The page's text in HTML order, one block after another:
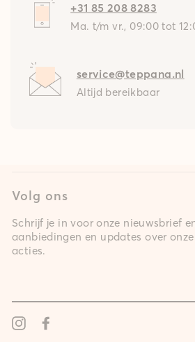
+31 85 208 8283
Ma. t/m vr., 09:00 tot
service@teppana.nl
Altijd bereikbaar
Volg ons
Schrijf je in voor onze nieuwsbrief
aanbiedingen en updates over
acties.
Instagram